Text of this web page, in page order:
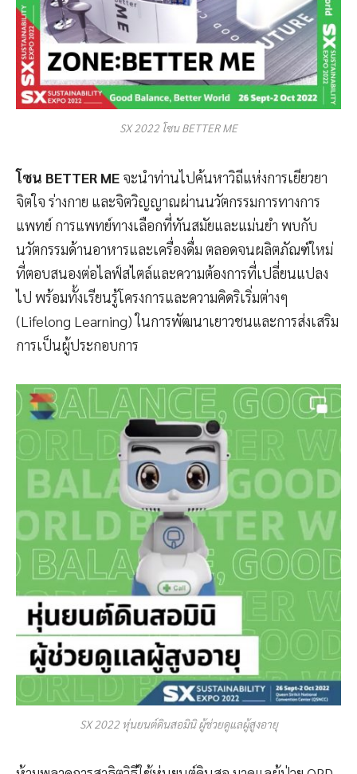
SX 2022 โซน BETTER ME
โซน BETTER ME จะนำท่านไปค้นหาวิถีแห่งการเยียวยา
จิตใจ ร่างกาย และจิตวิญญาณผ่านนวัตกรรมการทางการ
แพทย์ การแพทย์ทางเลือกที่ทันสมัยและแม่นยำ พบกับ
นวัตกรรมด้านอาหารและเครื่องดื่ม ตลอดจนผลิตภัณฑ์ใหม่
ที่ตอบสนองต่อไลฟ์สไตล์และความต้องการที่เปลี่ยนแปลง
ไป พร้อมทั้งเรียนรู้โครงการและความคิดริเริ่มต่างๆ
(Lifelong Learning) ในการพัฒนาเยาวชนและการส่งเสริม
การเป็นผู้ประกอบการ
SX 2022 หุ่นยนต์ดินสอมินิ ผู้ช่วยดูแลผู้สูงอายุ